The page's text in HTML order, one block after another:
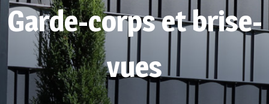
Garde-corps et brise-
vues